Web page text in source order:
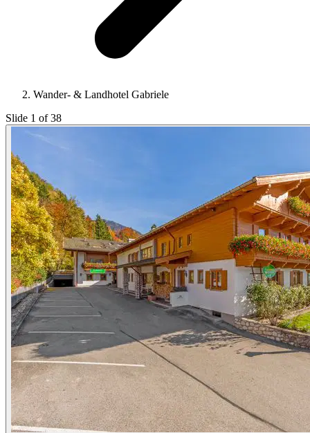
Wander- & Landhotel Gabriele
Slide 1 of 38